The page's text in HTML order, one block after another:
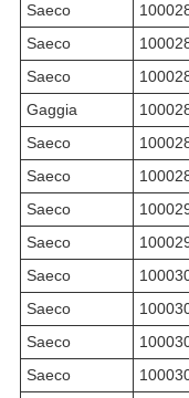
Saeco
Saeco
Saeco
Gaggia
Saeco
Saeco
Saeco
Saeco
Saeco
Saeco
Saeco
Saeco